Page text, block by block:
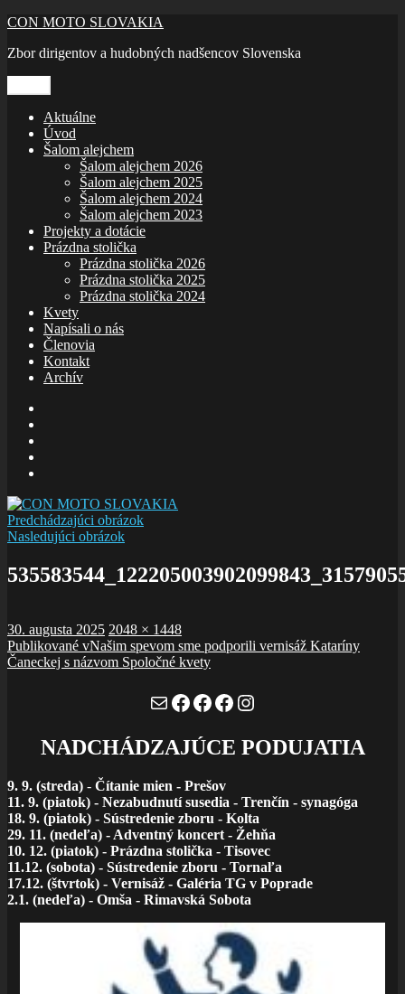
Prejsť
obsah
CON MOTO SLOVAKIA
Zbor dirigentov a hudobných nadšencov Slovenska
Aktuálne
Úvod
Šalom alejchem
Šalom alejchem 2026
Šalom alejchem 2025
Šalom alejchem 2024
Šalom alejchem 2023
Projekty a dotácie
Prázdna stolička
Prázdna stolička 2026
Prázdna stolička 2025
Prázdna stolička 2024
Kvety
Napísali o nás
Členovia
Kontakt
Archív
Predchádzajúci obrázok
Nasledujúci obrázok
Publikované
30. augusta 2025 Plná
veľkosť
2048 × 1448
Navigácia
v
Publikované vNašim spevom sme podporili vernisáž Kataríny
Čaneckej s názvom Spoločné kvety
MailFacebook
Facebook
Facebook
Instagram
NADCHÁDZAJÚCE PODUJATIA
9. 9. (streda) - Čítanie mien - Prešov
11. 9. (piatok) - Nezabudnutí susedia - Trenčín - synagóga
18. 9. (piatok) - Sústredenie zboru - Kolta
29. 11. (nedeľa) - Adventný koncert - Žehňa
10. 12. (piatok) - Prázdna stolička - Tisovec
11.12. (sobota) - Sústredenie zboru - Tornaľa
17.12. (štvrtok) - Vernisáž - Galéria TG v Poprade
2.1. (nedeľa) - Omša - Rimavská Sobota